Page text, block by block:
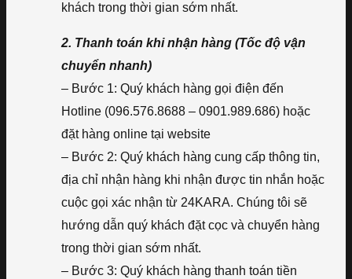
khách trong thời gian sớm nhất.
2. Thanh toán khi nhận hàng (Tốc độ vận
chuyển nhanh)
– Bước 1: Quý khách hàng gọi điện đến
Hotline (096.576.8688 – 0901.989.686) hoặc
đặt hàng online tại website
– Bước 2: Quý khách hàng cung cấp thông tin,
địa chỉ nhận hàng khi nhận được tin nhắn hoặc
cuộc gọi xác nhận từ 24KARA. Chúng tôi sẽ
hướng dẫn quý khách đặt cọc và chuyển hàng
trong thời gian sớm nhất.
– Bước 3: Quý khách hàng thanh toán tiền